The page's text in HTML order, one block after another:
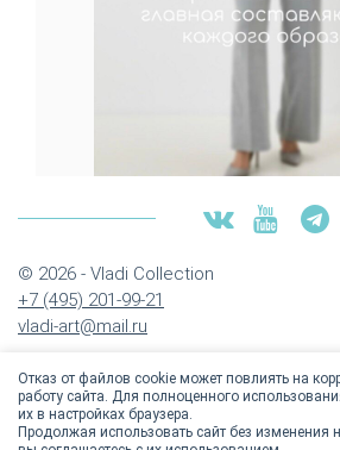
© 2026 - Vladi Collection
+7 (495) 201-99-21
vladi-art@mail.ru
Политика конфиденциальности
Отказ от файлов cookie может повлиять на
работу сайта. Для полноценного
их в настройках браузера.
Продолжая использовать сайт без изменения